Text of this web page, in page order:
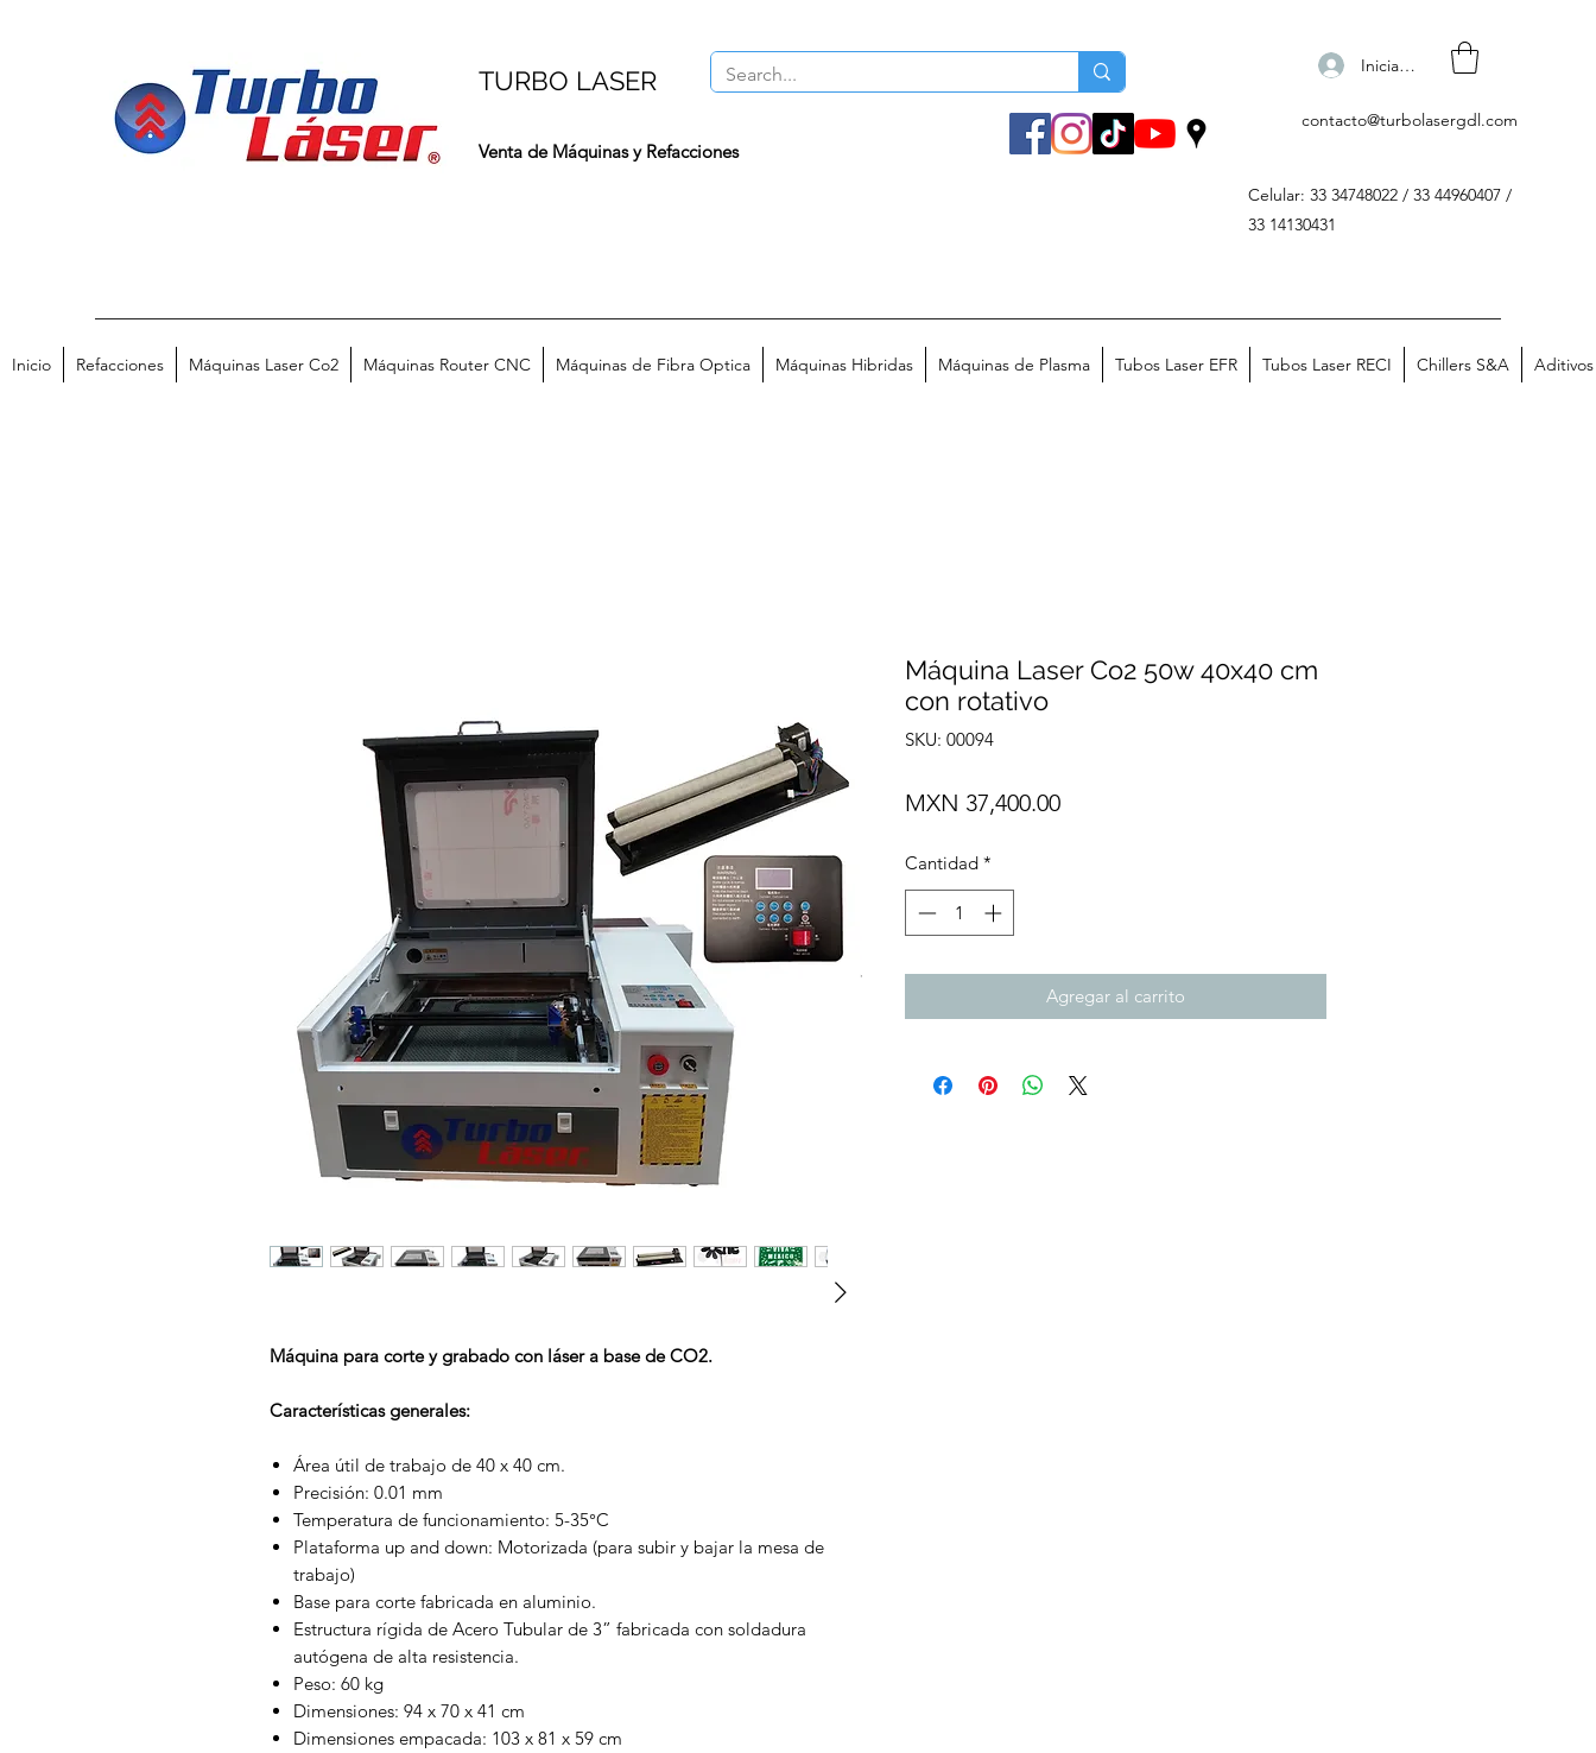
TURBO LASER
Venta de Máquinas y Refacciones
Iniciar sesión
contacto@turbolasergdl.com
Celular: 33 34748022 / 33 44960407 /
33 14130431
Inicio Refacciones Máquinas Laser Co2 Máquinas Router CNC Máquinas de Fibra Optica Máquinas Hibridas Máquinas de Plasma Tubos Laser EFR Tubos Laser RECI Chillers S&A
Máquina para corte y grabado con láser a base de CO2.
Características generales:
Área útil de trabajo de 40 x 40 cm.
Precisión: 0.01 mm
Temperatura de funcionamiento: 5-35°C
Plataforma up and down: Motorizada (para subir y bajar la mesa de
trabajo)
Base para corte fabricada en aluminio.
Estructura rígida de Acero Tubular de 3” fabricada con soldadura
autógena de alta resistencia.
Peso: 60 kg
Dimensiones: 94 x 70 x 41 cm
Dimensiones empacada: 103 x 81 x 59 cm
Máquina Laser Co2 50w 40x40 cm
con rotativo
SKU: 00094
MXN 37,400.00Precio
Cantidad *
Agregar al carrito